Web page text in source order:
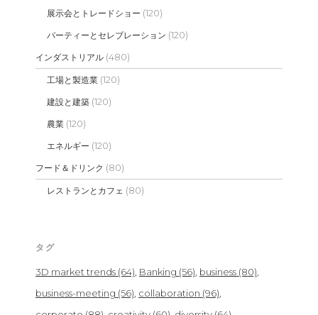
展示会とトレードショー (120)
パーティーとセレブレーション (120)
インダストリアル (480)
工場と製造業 (120)
建設と建築 (120)
農業 (120)
エネルギー (120)
フード＆ドリンク (80)
レストランとカフェ (80)
タグ
3D market trends (64) Banking (56) business (80)
business-meeting (56) collaboration (96)